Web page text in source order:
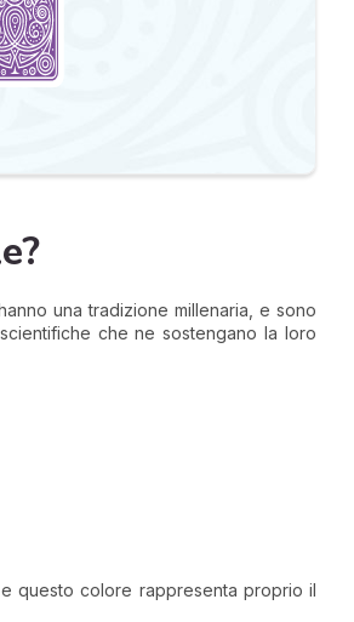
una tradizione millenaria, e sono
che ne sostengano la loro
questo colore rappresenta proprio il